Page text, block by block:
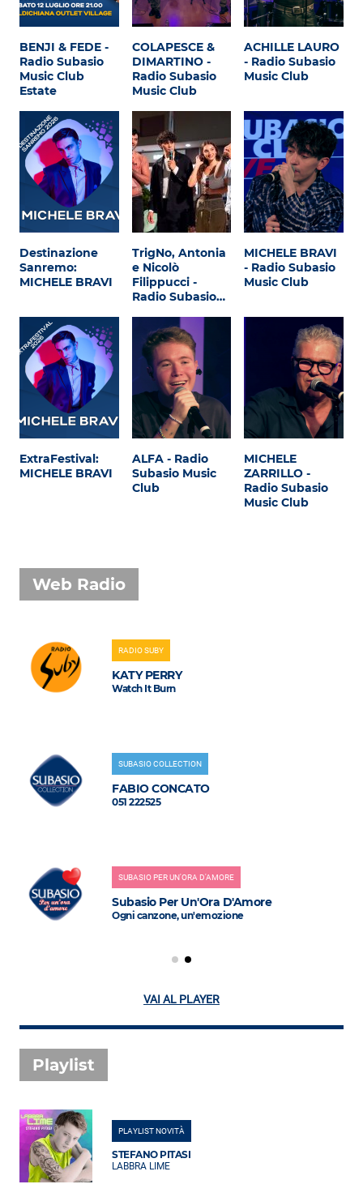
Attualità
Costume
Extra
Eventi
BENJI & FEDE -
Radio Subasio
Music Club
Estate
COLAPESCE &
DIMARTINO -
Radio Subasio
Music Club
ACHILLE LAURO
- Radio Subasio
Music Club
Destinazione
Sanremo:
MICHELE BRAVI
TrigNo, Antonia
e Nicolò
Filippucci -
Radio Subasio…
MICHELE BRAVI
- Radio Subasio
Music Club
ExtraFestival:
MICHELE BRAVI
ALFA - Radio
Subasio Music
Club
MICHELE
ZARRILLO -
Radio Subasio
Music Club
Web Radio
RADIO SUBY
KATY PERRY
Watch It Burn
SUBASIO COLLECTION
FABIO CONCATO
051 222525
SUBASIO PER UN'ORA D'AMORE
Subasio Per Un'Ora D'Amore
Ogni canzone, un'emozione
VAI AL PLAYER
Playlist
PLAYLIST NOVITÀ
STEFANO PITASI
LABBRA LIME